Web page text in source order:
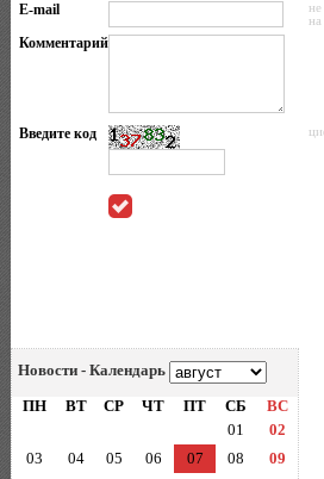
E-mail
не
на
Комментарий
Введите код
Новости - Календарь
ПН
ВТ СР ЧТ ПТ СБ
ВС
01
02
03
04 05 06 07 08
09